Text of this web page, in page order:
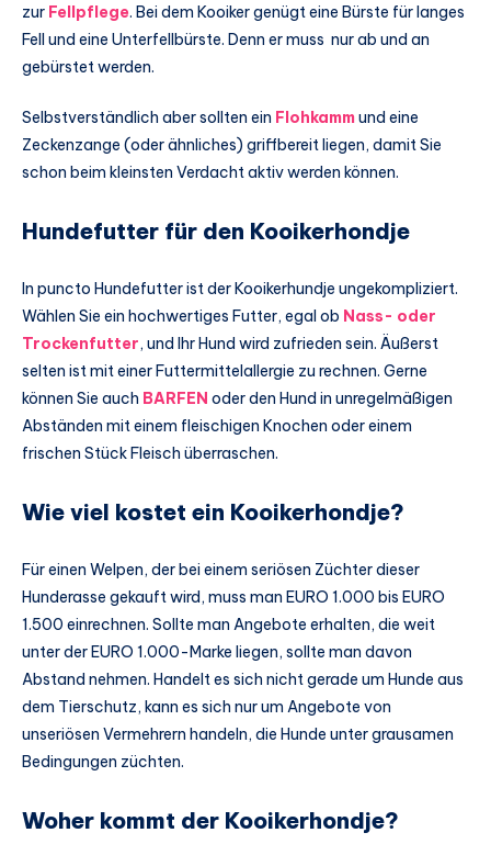
zur Fellpflege. Bei dem Kooiker genügt eine Bürste für langes
Fell und eine Unterfellbürste. Denn er muss nur ab und an
gebürstet werden.
Selbstverständlich aber sollten ein Flohkammund eine
Zeckenzange (oder ähnliches) griffbereit liegen, damit Sie
schon beim kleinsten Verdacht aktiv werden können.
Hundefutter für den Kooikerhondje
In puncto Hundefutter ist der Kooikerhundje ungekompliziert.
Wählen Sie ein hochwertiges Futter, egal ob Nass- oder
Trockenfutter, und Ihr Hund wird zufrieden sein. Äußerst
selten ist mit einer Futtermittelallergie zu rechnen. Gerne
können Sie auch BARFEN oder den Hund in unregelmäßigen
Abständen mit einem fleischigen Knochen oder einem
frischen Stück Fleisch überraschen.
Wie viel kostet ein Kooikerhondje?
Für einen Welpen, der bei einem seriösen Züchter dieser
Hunderasse gekauft wird, muss man EURO 1.000 bis EURO
1.500 einrechnen. Sollte man Angebote erhalten, die weit
unter der EURO 1.000-Marke liegen, sollte man davon
Abstand nehmen. Handelt es sich nicht gerade um Hunde aus
dem Tierschutz, kann es sich nur um Angebote von
unseriösen Vermehrern handeln, die Hunde unter grausamen
Bedingungen züchten.
Woher kommt der Kooikerhondje?